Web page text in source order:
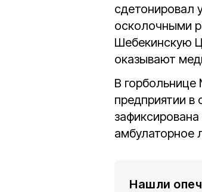
сдетонировал
осколочными
Шебекинскую
оказывают
В
предприятии в
амбулаторное
Нашли